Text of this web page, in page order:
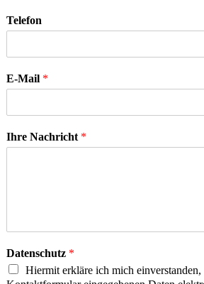
Telefon
E-Mail *
Ihre Nachricht *
Datenschutz *
Hiermit erkläre ich mich einverstanden,